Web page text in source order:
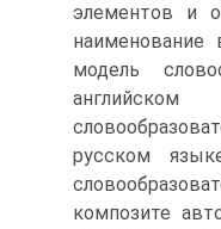
элементов и
наименование
модель
русском
композите